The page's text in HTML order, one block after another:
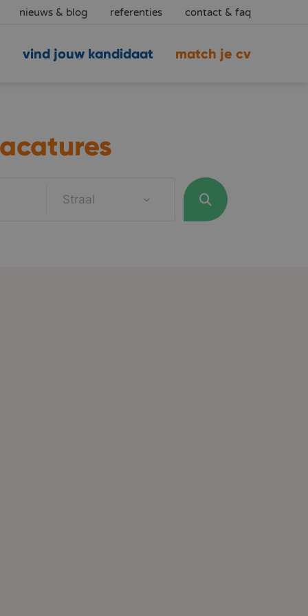
nieuws & blog referenties contact & faq
match je cv
vind jouw kandidaat
Straal